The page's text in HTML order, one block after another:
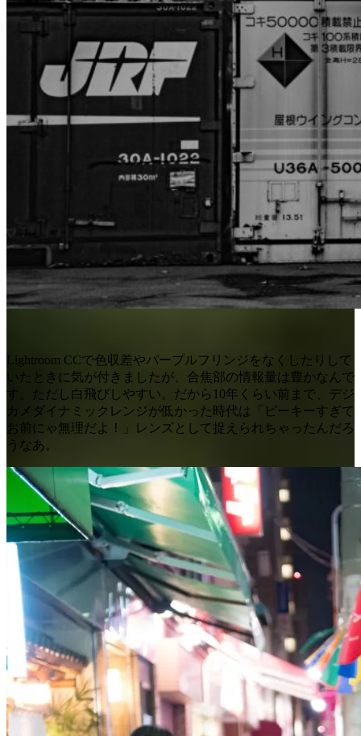
Lightroom CCで色収差やパープルフリンジをなくしたりして
いたときに気が付きましたが、合焦部の情報量は豊かなんで
す。ただし白飛びしやすい。だから10年くらい前まで、デジ
カメダイナミックレンジが低かった時代は「ピーキーすぎて
お前にゃ無理だよ！」レンズとして捉えられちゃったんだろ
うなあ。